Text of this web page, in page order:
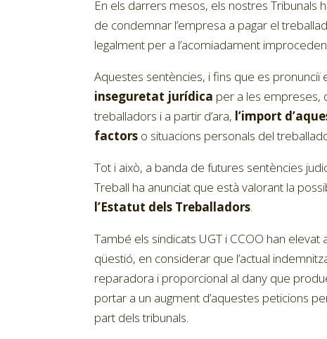
En els darrers mesos, els nostres Tribunals
de condemnar l’empresa a pagar el
legalment per a l’acomiadament
Aquestes sentències, i fins que es
inseguretat jurídica per a les empreses,
treballadors i a partir d’ara, l’import
factors o situacions personals del
Tot i això, a banda de futures sentències
Treball ha anunciat que està valorant la
l’Estatut dels Treballadors.
També els sindicats UGT i CCOO han
qüestió, en considerar que l’actual
reparadora i proporcional al dany que
portar a un augment d’aquestes peticions
part dels tribunals.